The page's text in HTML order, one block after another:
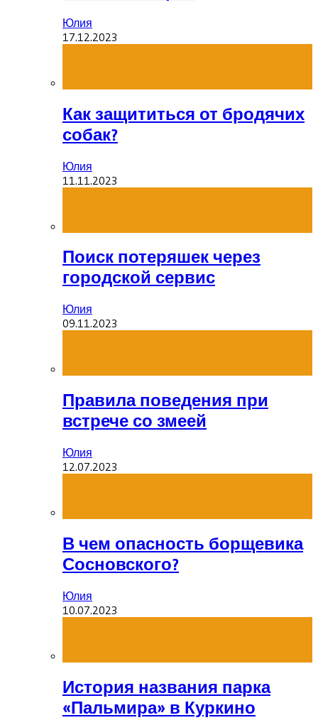
Юлия
17.12.2023
Как защититься от бродячих
собак?
Юлия
11.11.2023
Поиск потеряшек через
городской сервис
Юлия
09.11.2023
Правила поведения при
встрече со змеей
Юлия
12.07.2023
В чем опасность борщевика
Сосновского?
Юлия
10.07.2023
История названия парка
«Пальмира» в Куркино